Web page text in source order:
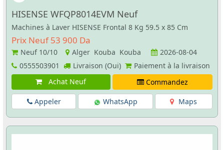
HISENSE WFQP8014EVM Neuf
Machines à Laver HISENSE Frontal 8 Kg 59.5 x 85 Cm
Prix Neuf 53 900 Da
Neuf 10/10 Alger Kouba Kouba
2026-08-04
0555503901
Livraison (Oui)
Paiement à la livraison
Achat Neuf
Commandez
Appeler WhatsApp Maps